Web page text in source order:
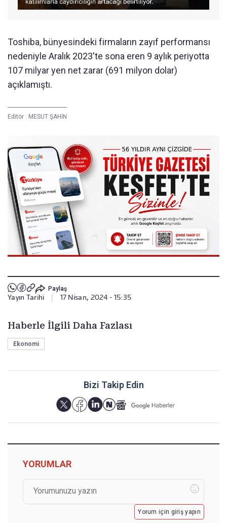
Toshiba, bünyesindeki firmaların zayıf performansı
nedeniyle Aralık 2023'te sona eren 9 aylık periyotta
107 milyar yen net zarar (691 milyon dolar)
açıklamıştı.
Editör : MESUT ŞAHİN
Paylaş
Yayın Tarihi 17 Nisan, 2024 - 15:35
Haberle İlgili Daha Fazlası
Ekonomi
Bizi Takip Edin
YORUMLAR
Yorum için giriş yapın